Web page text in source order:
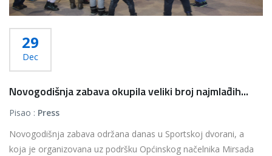
29
Dec
Novogodišnja zabava okupila veliki broj najmlađih...
Pisao : Press
Novogodišnja zabava održana danas u Sportskoj dvorani, a
koja je organizovana uz podršku Općinskog načelnika Mirsada